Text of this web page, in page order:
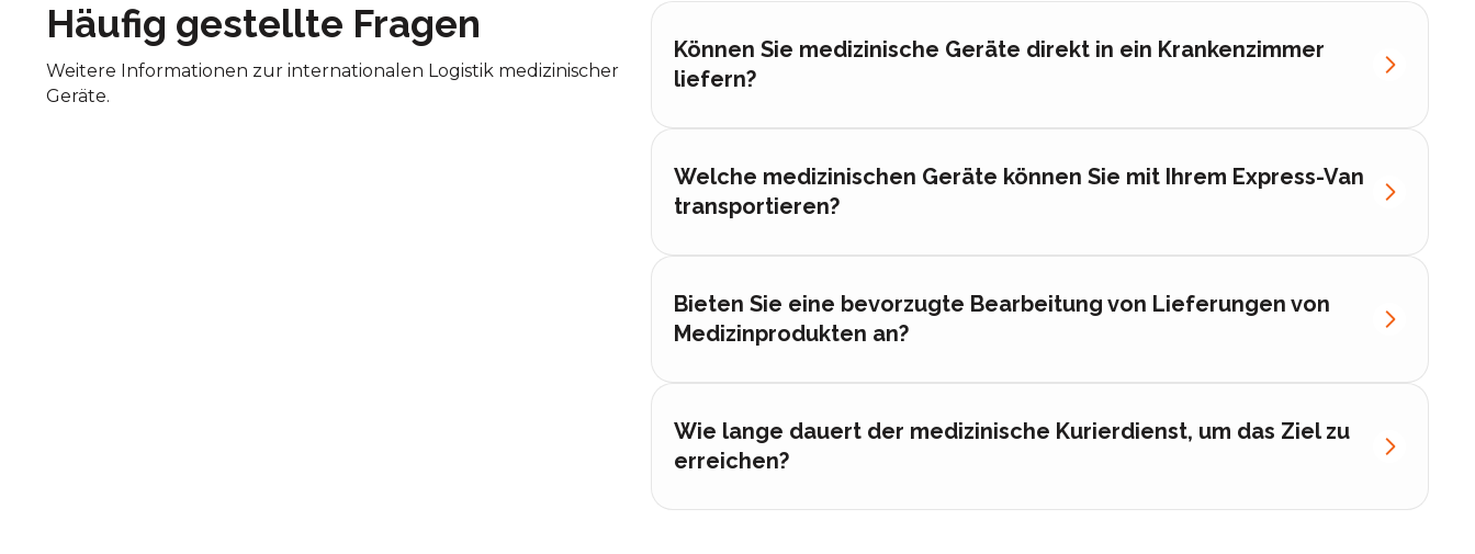
Häufig gestellte Fragen
Weitere Informationen zur internationalen Logistik medizinischer
Geräte.
Können Sie medizinische Geräte direkt in ein Krankenzimmer
liefern?
Welche medizinischen Geräte können Sie mit Ihrem Express-Van
transportieren?
Bieten Sie eine bevorzugte Bearbeitung von Lieferungen von
Medizinprodukten an?
Wie lange dauert der medizinische Kurierdienst, um das Ziel zu
erreichen?